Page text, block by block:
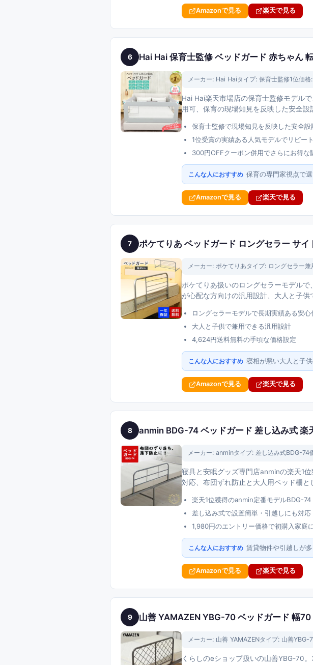
Amazonで見る 楽天で見る
6 Hai Hai 保育士監修 ベッドガード 赤ちゃん
メーカー: Hai Haiタイプ: 保育士監修1位価格:
Hai Hai楽天市場店の保育士監修モデル
用可、保育の現場知見を反映した安全設
保育士監修で現場知見を反映した安全設
1位受賞の実績ある人気モデルでリピー
300円OFFクーポン併用でさらにお得な
こんな人におすすめ 保育の専門家視点で
Amazonで見る 楽天で見る
7 ポケてりあ ベッドガード ロングセラー サ
メーカー: ポケてりあタイプ: ロングセラー兼
ポケてりあ扱いのロングセラーモデル
が心配な方向けの汎用設計、大人と子供
ロングセラーモデルで長期実績ある安心
大人と子供で兼用できる汎用設計
4,624円送料無料の手頃な価格設定
こんな人におすすめ 寝相が悪い大人と子
Amazonで見る 楽天で見る
8 anmin BDG-74 ベッドガード 差し込み式 楽
メーカー: anminタイプ: 差し込み式BDG-74
寝具と安眠グッズ専門店anminの楽天1
対応、布団ずれ防止と大人用ベッド柵と
楽天1位獲得のanmin定番モデルBDG-74
差し込み式で設置簡単・引越しにも対応
1,980円のエントリー価格で初購入家庭
こんな人におすすめ 賃貸物件や引越しが
Amazonで見る 楽天で見る
9 山善 YAMAZEN YBG-70 ベッドガード 幅
メーカー: 山善 YAMAZENタイプ: 山善YBG-
くらしのeショップ扱いの山善YBG-70